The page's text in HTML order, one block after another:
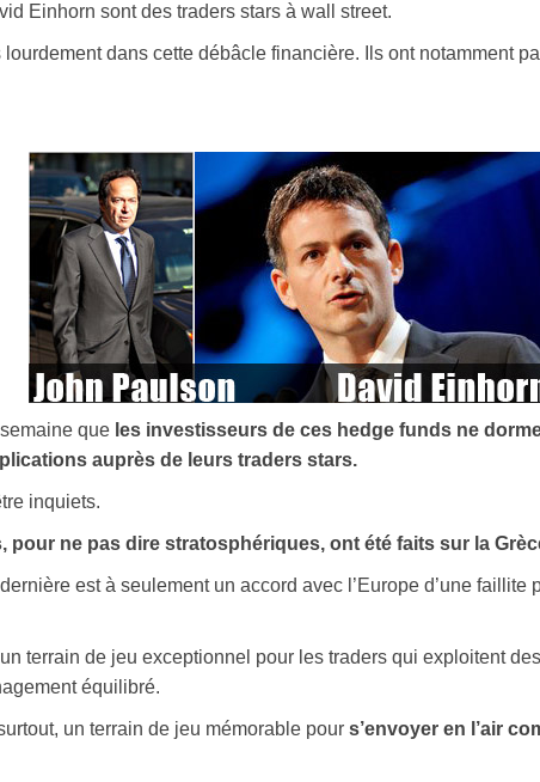
Einhorn sont des traders stars à wall street.
dans cette débâcle financière. Ils ont notamment
que les investisseurs de ces hedge funds ne
auprès de leurs traders stars.
inquiets.
pour ne pas dire stratosphériques, ont été faits sur la
est à seulement un accord avec l’Europe d’une faillite
terrain de jeu exceptionnel pour les traders qui exploitent
équilibré.
un terrain de jeu mémorable pour s’envoyer en l’air